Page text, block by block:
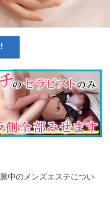
中のメンズエステについ